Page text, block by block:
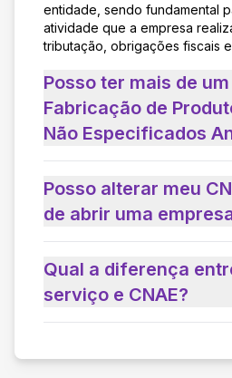
entidade, sendo fundamental
atividade que a empresa
tributação, obrigações fiscais
Posso ter mais de um
Fabricação de
Não Especificados
Posso alterar meu
de abrir uma
Qual a diferença
serviço e CNAE?